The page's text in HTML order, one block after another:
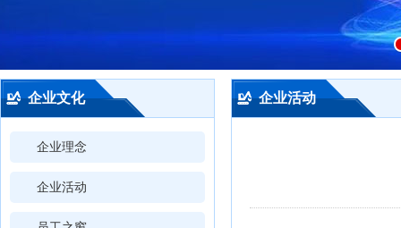
企业文化
企业理念
企业活动
企业活动